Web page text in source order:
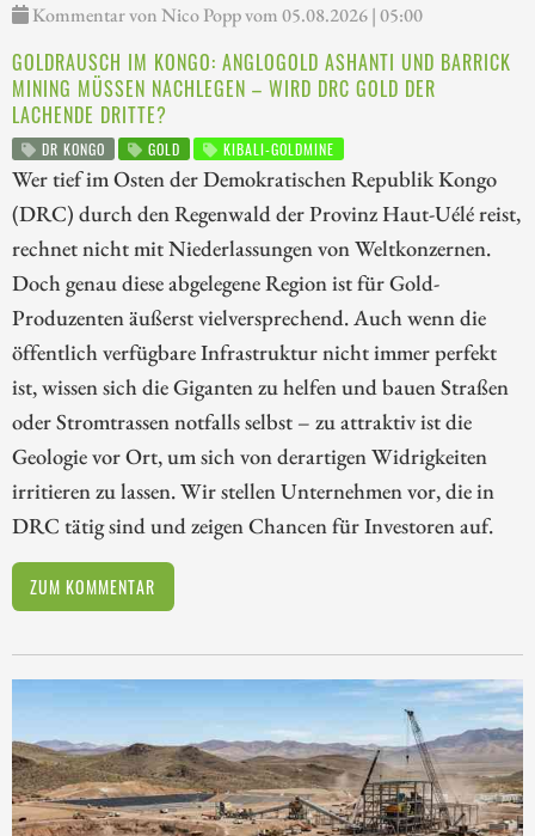
Kommentar von Nico Popp vom 05.08.2026 | 05:00
GOLDRAUSCH IM KONGO: ANGLOGOLD ASHANTI UND BARRICK
MINING MÜSSEN NACHLEGEN – WIRD DRC GOLD DER
LACHENDE DRITTE?
DR KONGO GOLD KIBALI-GOLDMINE
Wer tief im Osten der Demokratischen Republik Kongo
(DRC) durch den Regenwald der Provinz Haut-Uélé reist,
rechnet nicht mit Niederlassungen von Weltkonzernen.
Doch genau diese abgelegene Region ist für Gold-
Produzenten äußerst vielversprechend. Auch wenn die
öffentlich verfügbare Infrastruktur nicht immer perfekt
ist, wissen sich die Giganten zu helfen und bauen Straßen
oder Stromtrassen notfalls selbst – zu attraktiv ist die
Geologie vor Ort, um sich von derartigen Widrigkeiten
irritieren zu lassen. Wir stellen Unternehmen vor, die in
DRC tätig sind und zeigen Chancen für Investoren auf.
ZUM KOMMENTAR